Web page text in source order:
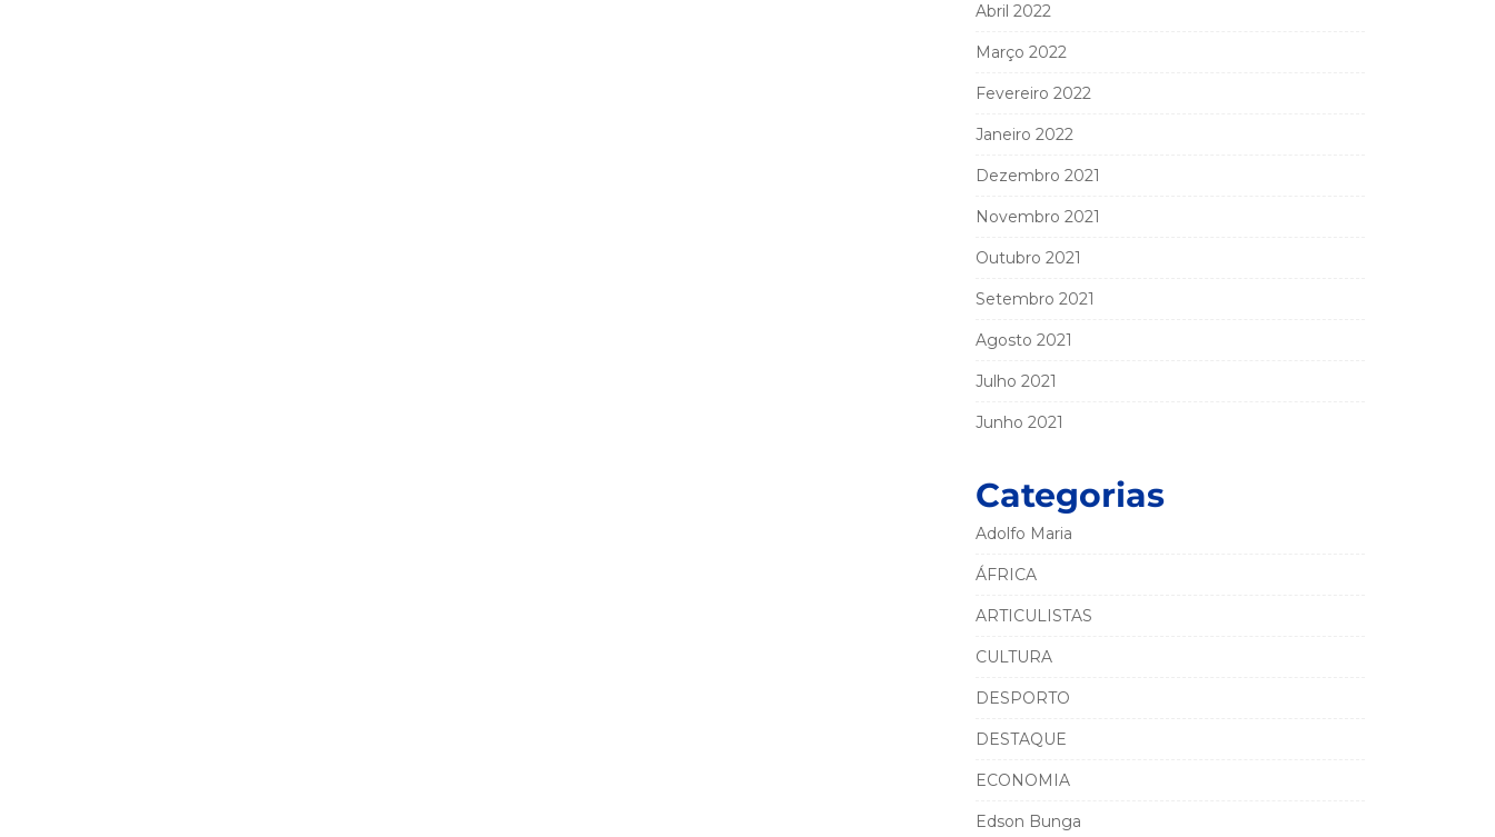
Abril 2022
Março 2022
Fevereiro 2022
Janeiro 2022
Dezembro 2021
Novembro 2021
Outubro 2021
Setembro 2021
Agosto 2021
Julho 2021
Junho 2021
Categorias
Adolfo Maria
ÁFRICA
ARTICULISTAS
CULTURA
DESPORTO
DESTAQUE
ECONOMIA
Edson Bunga